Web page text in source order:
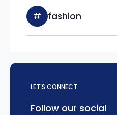
# fashion
LET'S CONNECT
Follow our social